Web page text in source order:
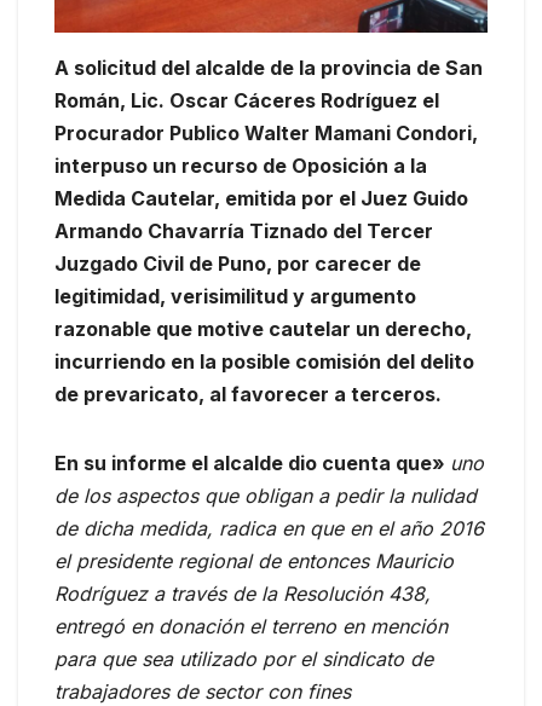
A solicitud del alcalde de la provincia de San
Román, Lic. Oscar Cáceres Rodríguez el
Procurador Publico Walter Mamani Condori,
interpuso un recurso de Oposición a la
Medida Cautelar, emitida por el Juez Guido
Armando Chavarría Tiznado del Tercer
Juzgado Civil de Puno, por carecer de
legitimidad, verisimilitud y argumento
razonable que motive cautelar un derecho,
incurriendo en la posible comisión del delito
de prevaricato, al favorecer a terceros.
En su informe el alcalde dio cuenta que» uno
de los aspectos que obligan a pedir la nulidad
de dicha medida, radica en que en el año 2016
el presidente regional de entonces Mauricio
Rodríguez a través de la Resolución 438,
entregó en donación el terreno en mención
para que sea utilizado por el sindicato de
trabajadores de sector con fines